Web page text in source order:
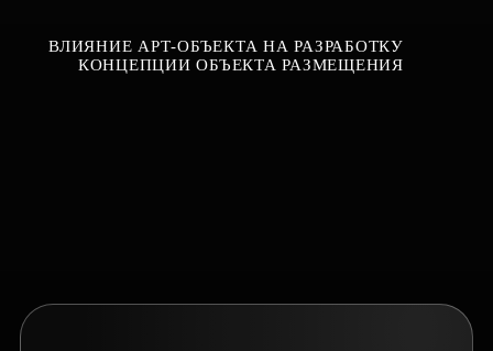
ВЛИЯНИЕ АРТ-ОБЪЕКТА НА РАЗРАБОТКУ
КОНЦЕПЦИИ ОБЪЕКТА РАЗМЕЩЕНИЯ